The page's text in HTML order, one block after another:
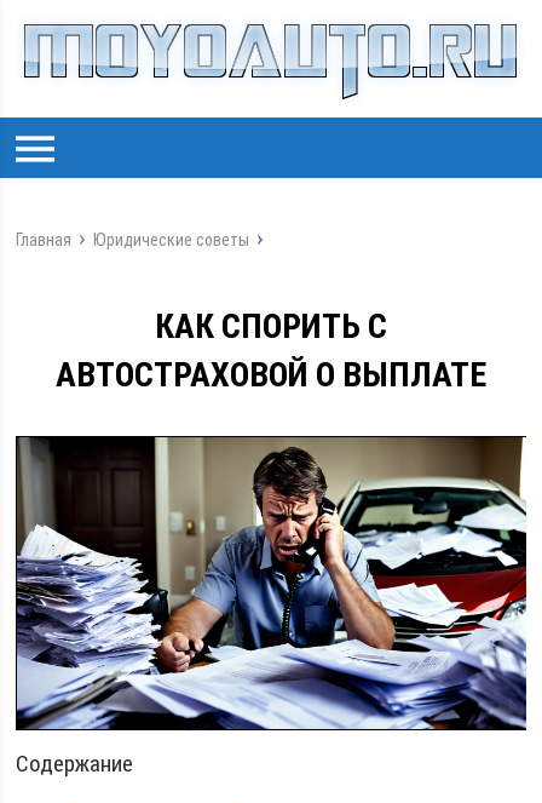
Главная Юридические советы
КАК СПОРИТЬ С
АВТОСТРАХОВОЙ О ВЫПЛАТЕ
Содержание